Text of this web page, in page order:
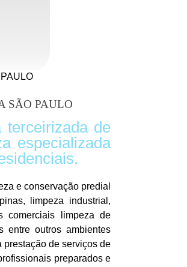
SÃO PAULO
de
especializada
e conservação predial
limpeza industrial,
comerciais limpeza de
entre outros ambientes
prestação de serviços de
preparados e